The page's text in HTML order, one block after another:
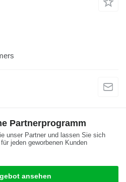
Partnerprogramm
unser Partner und lassen Sie sich
jeden geworbenen Kunden
ansehen